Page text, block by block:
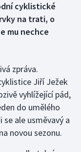
cyklistické
na trati, o
mu nechce
zpráva.
Jiří Ježek
vyhlížející pád,
do umělého
se ale usměvavý a
novou sezonu.